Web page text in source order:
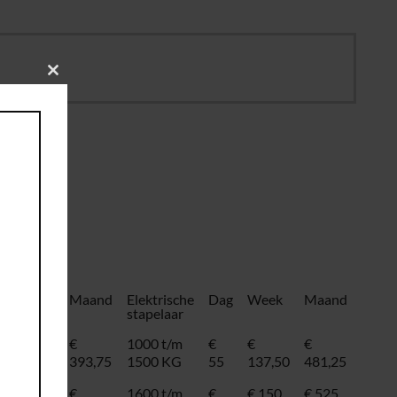
Maand
Elektrische
stapelaar
Dag Week Maand
€
393,75
1000 t/m
1500 KG
€
55
€
137,50
€
481,25
€
1600 t/m
€
€ 150 € 525
Close